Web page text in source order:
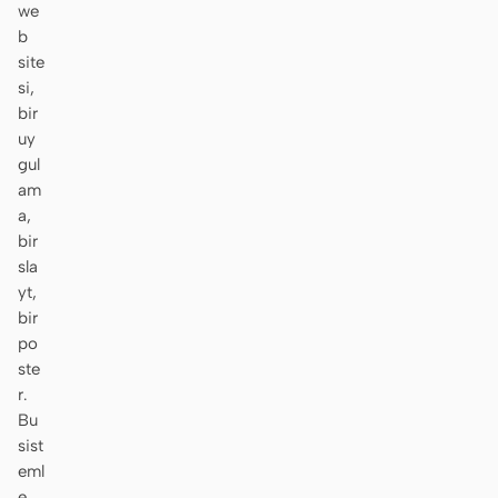
we
b
site
si,
bir
uy
gul
am
a,
bir
sla
yt,
bir
po
ste
r.
Bu
sist
eml